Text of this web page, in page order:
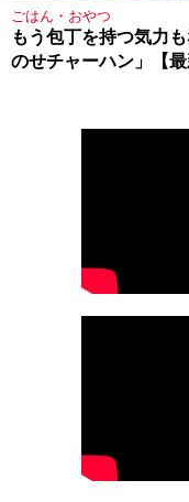
ごはん・おやつ
もう包丁を持つ気力
のせチャーハン」【